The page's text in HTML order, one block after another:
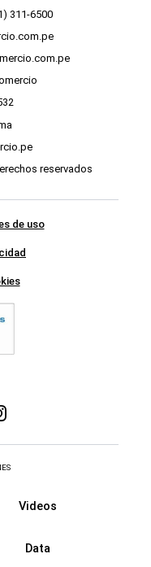
311-6500
reservados
de uso
Videos
Data